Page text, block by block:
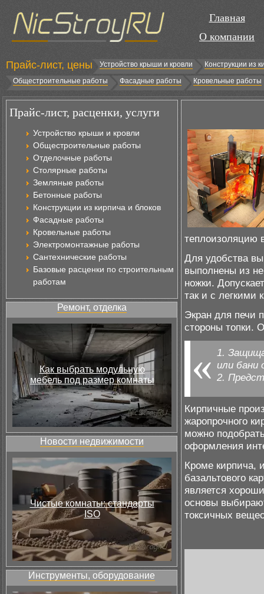
Главная
О компании
Прайс-лист, цены Устройство крыши и кровли
Конструкции из
Общестроительные работы
Фасадные работы Кровельные работы
Прайс-лист, расценки, услуги
Устройство крыши и кровли
Общестроительные работы
Отделочные работы
Столярные работы
Земляные работы
Бетонные работы
Конструкции из кирпича и блоков
Фасадные работы
Кровельные работы
Электромонтажные работы
Сантехнические работы
Базовые расценки по строительным
работам
Ремонт, отделка
Как выбрать модульную
мебель под размер комнаты
Новости недвижимости
Чистые комнаты: стандарты
ISO
Инструменты, оборудование
теплоизоляцию
Для удобства
выполнены из
ножки.
так и с легкими
Экран для печи
стороны топки.
1.
или бани
2.
Кирпичные
жаропрочного
можно
оформления
Кроме кирпича,
базальтового
является
основы
токсичных